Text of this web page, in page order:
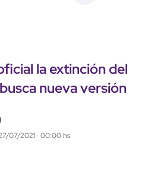
la extinción del
nueva versión
07/2021 · 00:00 hs